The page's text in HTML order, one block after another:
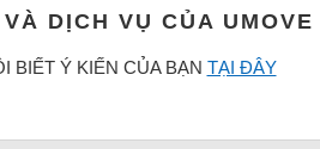
DỊCH VỤ CỦA UMOVE
BIẾT Ý KIẾN CỦA BẠN TẠI ĐÂY